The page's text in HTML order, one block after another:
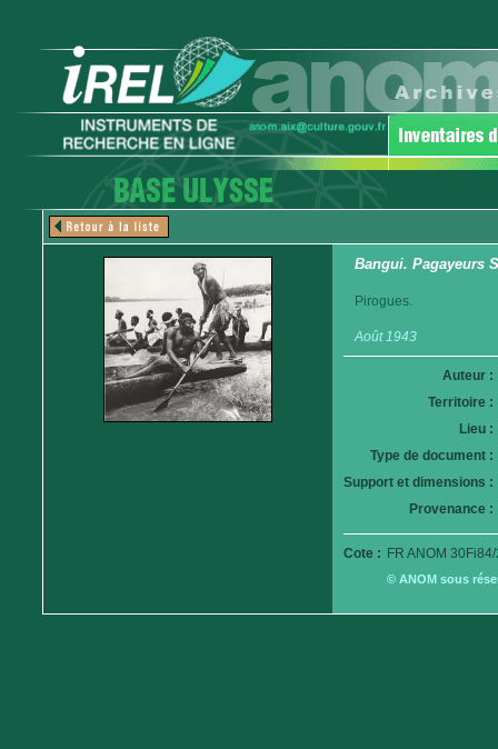
Bangui. Pagayeurs
Pirogues.
Août 1943
Auteur :
Territoire :
Lieu :
Type de document :
Support et dimensions :
Provenance :
Cote : FR ANOM
© ANOM sous